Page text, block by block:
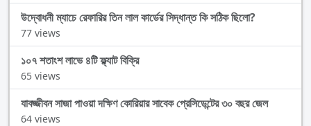
উদ্বোধনী ম্যাচে রেফারির তিন লাল কার্ডের সিদ্ধান্ত কি সঠিক ছিলো?
77 views
১০৭ শতাংশ লাভে ৪টি ফ্ল্যাট বিক্রি
65 views
যাবজ্জীবন সাজা পাওয়া দক্ষিণ কোরিয়ার সাবেক প্রেসিডেন্টের ৩০ বছর জেল
64 views